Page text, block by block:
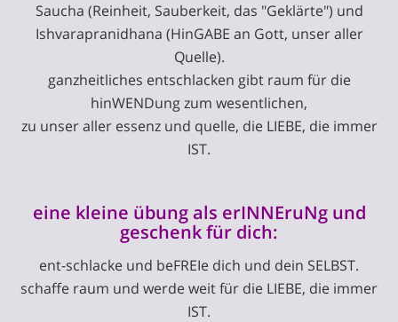
Saucha (Reinheit, Sauberkeit, das "Geklärte") und
Ishvarapranidhana (HinGABE an Gott, unser aller
Quelle).
ganzheitliches entschlacken gibt raum für die
hinWENDung zum wesentlichen,
zu unser aller essenz und quelle, die LIEBE, die immer
IST.
eine kleine übung als erINNEruNg und
geschenk für dich:
ent-schlacke und beFREIe dich und dein SELBST.
schaffe raum und werde weit für die LIEBE, die immer
IST.